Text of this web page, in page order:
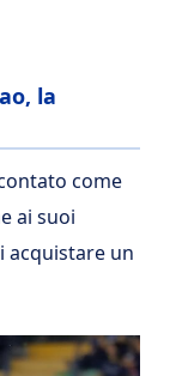
la
come
ai suoi
acquistare un